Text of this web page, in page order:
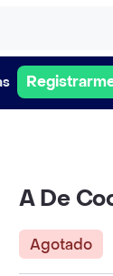
A De
Agotado